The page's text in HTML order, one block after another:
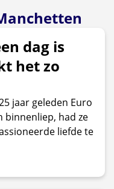
dag is
het zo
jaar geleden Euro
binnenliep, had ze
liefde te